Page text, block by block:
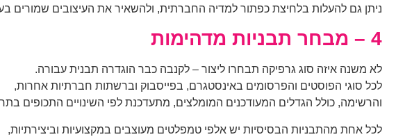
ניתן גם להעלות בלחיצת כפתור למדיה החברתית, ולהשאיר את העיצובים שמורים
4 – מבחר תבניות מדהימות
לא משנה איזה סוג גרפיקה תבחרו ליצור – לקנבה כבר הוגדרה תבנית עבורה.
לכל סוגי הפוסטים והפרסומים באינסטגרם, בפייסבוק וברשתות חברתיות אחרות,
והרשימה, כולל הגדלים המעודכנים המומלצים, מתעדכנת לפי השינויים התכופים
לכל אחת מהתבניות הבסיסיות יש אלפי טמפלטים מעוצבים במקצועיות וביצירתיות,